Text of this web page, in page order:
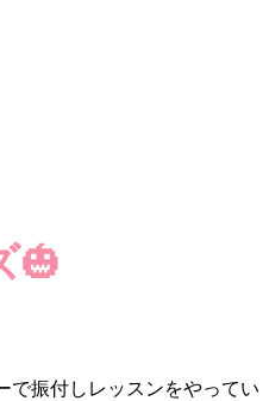
🎃
で振付しレッスンをやってい